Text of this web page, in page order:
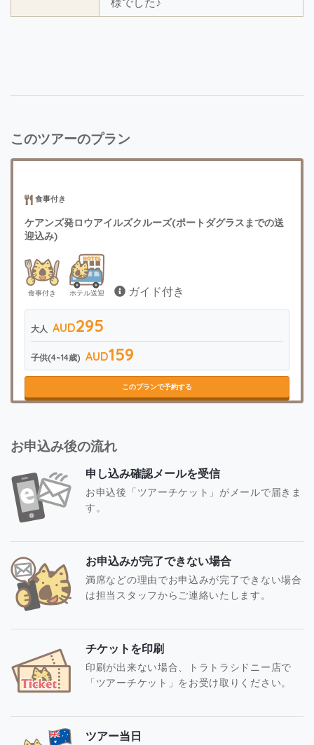
このツアーのプラン
食事付き
ケアンズ発ロウアイルズクルーズ(ポートダグラスまでの送
迎込み)
食事付き ホテル送迎 ガイド付き
大人 AUD295
子供(4~14歳) AUD159
このプランで予約する
お申込み後の流れ
申し込み確認メールを受信
お申込後「ツアーチケット」がメールで届きま
す。
お申込みが完了できない場合
満席などの理由でお申込みが完了できない場合
は担当スタッフからご連絡いたします。
チケットを印刷
印刷が出来ない場合、トラトラシドニー店で
「ツアーチケット」をお受け取りください。
ツアー当日